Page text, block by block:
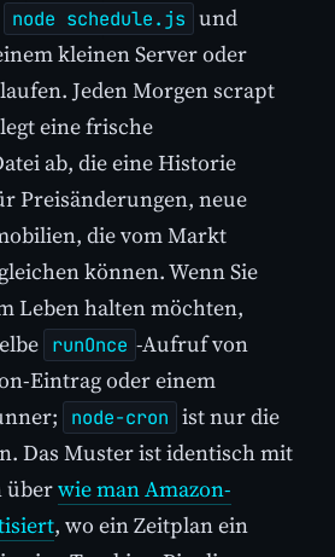
node schedule.js und
kleinen Server oder
Jeden Morgen scrapt
eine frische
ab, die eine Historie
Preisänderungen, neue
die vom Markt
können. Wenn Sie
Leben halten möchten,
runOnce -Aufruf von
Eintrag oder einem
node-cron ist nur die
Das Muster ist identisch mit
überwie man Amazon-
, wo ein Zeitplan ein